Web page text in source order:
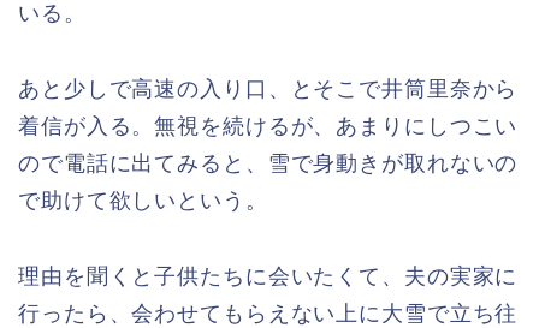
いる。
あと少しで高速の入り口、とそこで井筒里奈から
着信が入る。無視を続けるが、あまりにしつこい
ので電話に出てみると、雪で身動きが取れないの
で助けて欲しいという。
理由を聞くと子供たちに会いたくて、夫の実家に
行ったら、会わせてもらえない上に大雪で立ち往